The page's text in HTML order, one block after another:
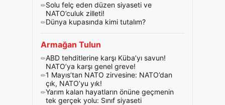
Solu felç eden düzen siyaseti ve
NATO’culuk zilleti!
Dünya kupasında kimi tutalım?
Armağan Tulun
ABD tehditlerine karşı Küba’yı savun!
NATO’ya karşı genel greve!
1 Mayıs’tan NATO zirvesine: NATO’dan
çık, NATO’yu yık!
Yarım kalan hayatların önüne geçmenin
tek gerçek yolu: Sınıf siyaseti